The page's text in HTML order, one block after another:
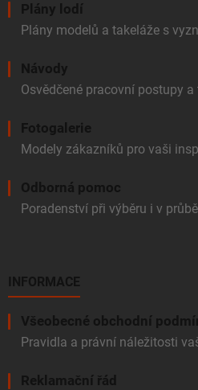
Plány lodí
Plány modelů a takeláže s
Návody
Osvědčené pracovní postupy
Fotogalerie
Modely zákazníků pro vaši
Odborná pomoc
Poradenství při výběru i v
INFORMACE
Všeobecné obchodní
Pravidla a právní náležitosti
Reklamační řád